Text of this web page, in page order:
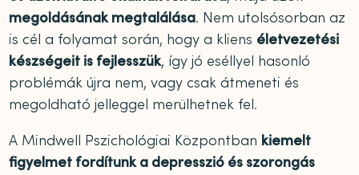
megoldásának megtalálása. Nem utolsósorban az
is cél a folyamat során, hogy a kliens életvezetési
készségeit is fejlesszük, így jó eséllyel hasonló
problémák újra nem, vagy csak átmeneti és
megoldható jelleggel merülhetnek fel.
A Mindwell Pszichológiai Központban kiemelt
figyelmet fordítunk a depresszió és szorongás